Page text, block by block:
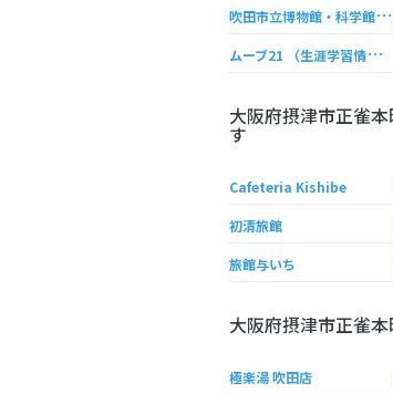
吹
田市立博物館・科学館平和祈念資料室
ム
ーブ21 （生涯学習情報センター）
大阪府摂津市正雀
す
Cafeteria Kishibe
初清旅館
旅館与いち
大阪府摂津市正雀
極楽湯 吹田店